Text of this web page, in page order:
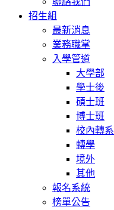
招生組
最新消息
業務職掌
入學管道
大學部
學士後
碩士班
博士班
校內轉系
轉學
境外
其他
報名系統
榜單公告